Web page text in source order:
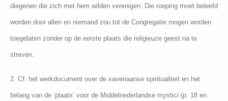
diegenen die zich met hem wilden verenigen. Die roeping moet beleefd
worden door allen en niemand zou tot de Congregatie mogen worden
toegelaten zonder op de eerste plaats die religieuze geest na te
streven.
2. Cf. het werkdocument over de xaveriaanse spiritualiteit en het
belang van de ‘plaats’ voor de Middelnederlandse mystici (p. 18 en